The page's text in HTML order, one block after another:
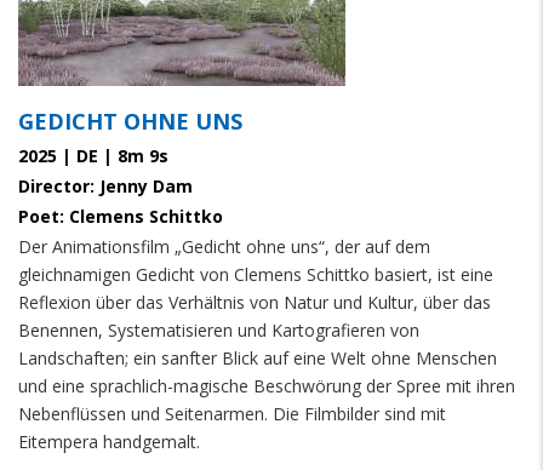
GEDICHT OHNE UNS
2025 | DE | 8m 9s
Director: Jenny Dam
Poet: Clemens Schittko
Der Animationsfilm „Gedicht ohne uns“, der auf dem
gleichnamigen Gedicht von Clemens Schittko basiert, ist eine
Reflexion über das Verhältnis von Natur und Kultur, über das
Benennen, Systematisieren und Kartografieren von
Landschaften; ein sanfter Blick auf eine Welt ohne Menschen
und eine sprachlich-magische Beschwörung der Spree mit ihren
Nebenflüssen und Seitenarmen. Die Filmbilder sind mit
Eitempera handgemalt.